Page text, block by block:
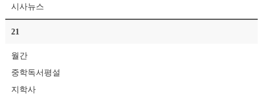
시사뉴스
21
월간
중학독서평설
지학사